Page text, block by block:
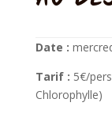
Date :
Tarif : 5€/
Chlorophylle)